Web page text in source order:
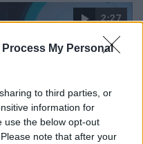
Process My Personal
to third parties, or
information for
use the below opt-out
note that after your
Ennek vidéken a
2:27